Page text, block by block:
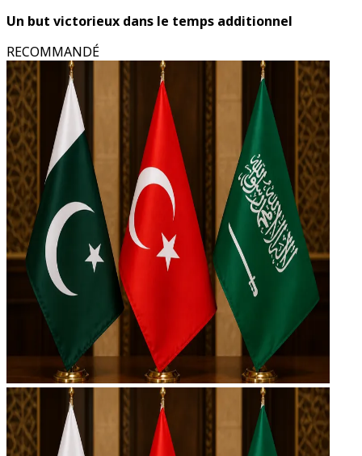
Un but victorieux dans le temps additionnel
RECOMMANDÉ